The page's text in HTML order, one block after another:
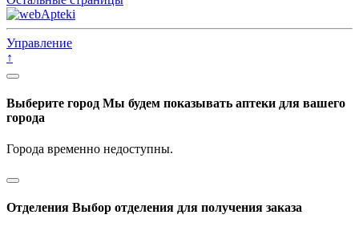
Управление
↑
Выберите город Мы будем показывать аптеки для вашего
города
Города временно недоступны.
Отделения Выбор отделения для получения заказа